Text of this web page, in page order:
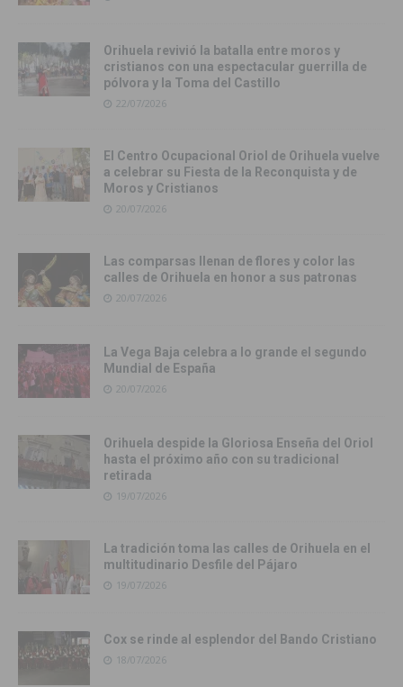
Orihuela revivió la batalla entre moros y
cristianos con una espectacular guerrilla de
pólvora y la Toma del Castillo
22/07/2026
El Centro Ocupacional Oriol de Orihuela vuelve
a celebrar su Fiesta de la Reconquista y de
Moros y Cristianos
20/07/2026
Las comparsas llenan de flores y color las
calles de Orihuela en honor a sus patronas
20/07/2026
La Vega Baja celebra a lo grande el segundo
Mundial de España
20/07/2026
Orihuela despide la Gloriosa Enseña del Oriol
hasta el próximo año con su tradicional
retirada
19/07/2026
La tradición toma las calles de Orihuela en el
multitudinario Desfile del Pájaro
19/07/2026
Cox se rinde al esplendor del Bando Cristiano
18/07/2026